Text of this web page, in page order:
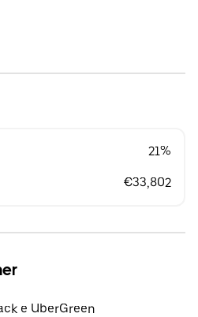
21%
€33,802
e UberGreen